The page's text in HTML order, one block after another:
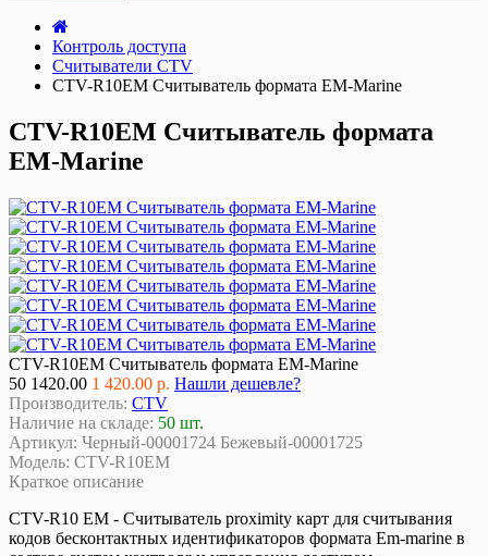
Контроль доступа
Считыватели CTV
CTV-R10EM Cчитыватель формата EM-Marine
CTV-R10EM Cчитыватель формата
EM-Marine
CTV-R10EM Cчитыватель формата EM-Marine
50 1420.00 1 420.00 р. Нашли дешевле?
Производитель: CTV
Наличие на складе: 50 шт.
Артикул: Черный-00001724 Бежевый-00001725
Модель: CTV-R10EM
Краткое описание
CTV-R10 EM - Считыватель proximity карт для считывания
кодов бесконтактных идентификаторов формата Em-marine в